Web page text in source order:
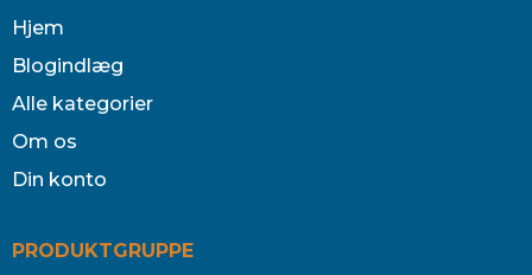
Hjem
Blogindlæg
Alle kategorier
Om os
Din konto
PRODUKTGRUPPE